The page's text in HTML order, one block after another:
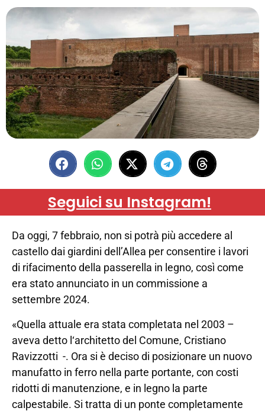
Seguici su Instagram!
Da oggi, 7 febbraio, non si potrà più accedere al
castello dai giardini dell’Allea per consentire i lavori
di rifacimento della passerella in legno, così come
era stato annunciato in un commissione a
settembre 2024.
«Quella attuale era stata completata nel 2003 –
aveva detto l‘architetto del Comune, Cristiano
Ravizzotti -. Ora si è deciso di posizionare un nuovo
manufatto in ferro nella parte portante, con costi
ridotti di manutenzione, e in legno la parte
calpestabile. Si tratta di un ponte completamente